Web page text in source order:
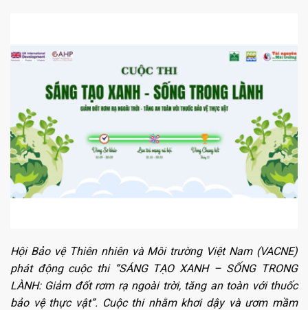
Hội Bảo vệ Thiên nhiên và Môi trường Việt Nam (VACNE)
phát động cuộc thi “SÁNG TẠO XANH – SỐNG TRONG
LÀNH: Giảm đốt rơm rạ ngoài trời, tăng an toàn với thuốc
bảo vệ thực vật”. Cuộc thi nhằm khơi dậy và ươm mầm